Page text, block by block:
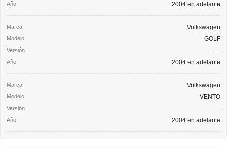
2004 en adelante
Volkswagen
GOLF
—
2004 en adelante
Volkswagen
VENTO
—
2004 en adelante